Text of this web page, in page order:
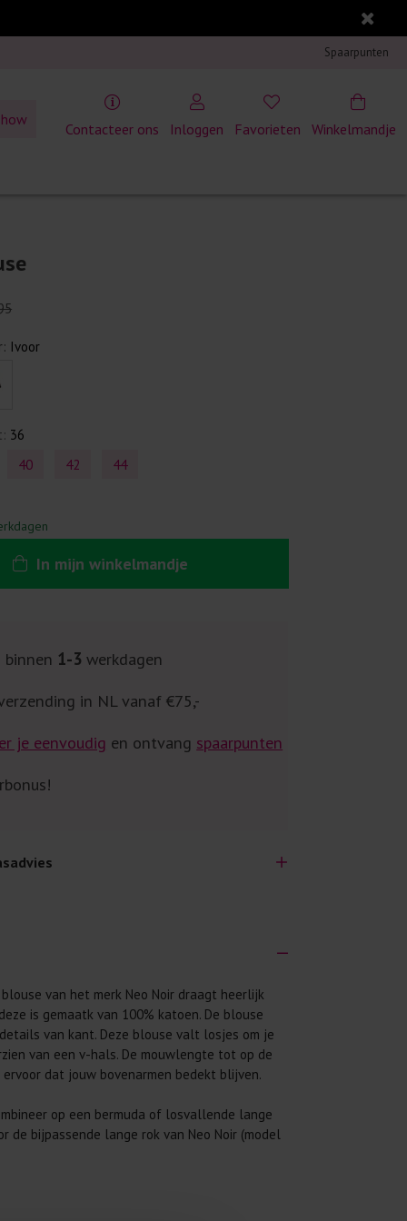
Spaarpunten
Winkelmandje
Contacteer ons Inloggen Favorieten
Ivoor
36
40 42 44
In mijn winkelmandje
binnen 1-3werkdagen
in NL vanaf €75,-
je eenvoudig en ontvang spaarpunten
lang plezier hebben van je nieuwe kleding.
wij een aantal algemene was-tips:
even het was-etiket.
buiten. Dat beschermt de
wasmiddel. Per kledingstuk is een drupje
van het merk Neo Noir draagt heerlijk
is gemaatk van 100% katoen. De blouse
van kant. Deze blouse valt losjes om je
van een v-hals. De mouwlengte tot op de
dat jouw bovenarmen bedekt blijven.
op een bermuda of losvallende lange
de bijpassende lange rok van Neo Noir (model